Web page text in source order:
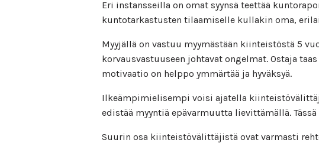
Eri instansseilla on omat syynsä teettää
kuntotarkastusten tilaamiselle kullakin oma,
Myyjällä on vastuu myymästään kiinteistöstä 5
korvausvastuuseen johtavat ongelmat. Ostaja
motivaatio on helppo ymmärtää ja hyväksyä.
Ilkeämpimielisempi voisi ajatella
edistää myyntiä epävarmuutta lievittämällä.
Suurin osa kiinteistövälittäjistä ovat varmasti